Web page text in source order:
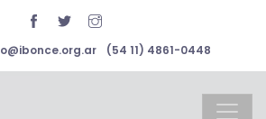
(54 11) 4861-0448